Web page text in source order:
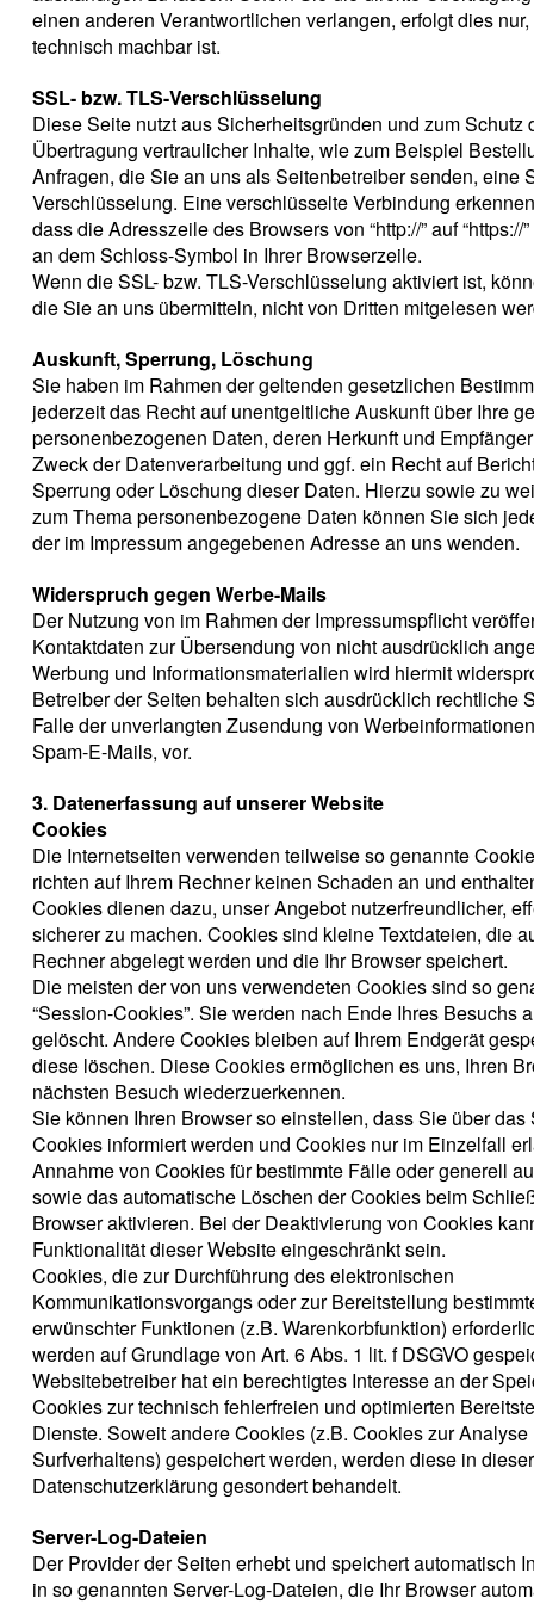
einen anderen Verantwortlichen verlangen, erfolgt dies
technisch machbar ist.
SSL- bzw. TLS-Verschlüsselung
Diese Seite nutzt aus Sicherheitsgründen und zum Schutz
Übertragung vertraulicher Inhalte, wie zum Beispiel
Anfragen, die Sie an uns als Seitenbetreiber senden, eine
Verschlüsselung. Eine verschlüsselte Verbindung
dass die Adresszeile des Browsers von “http://” auf “https://
an dem Schloss-Symbol in Ihrer Browserzeile.
Wenn die SSL- bzw. TLS-Verschlüsselung aktiviert ist,
die Sie an uns übermitteln, nicht von Dritten mitgelesen
Auskunft, Sperrung, Löschung
Sie haben im Rahmen der geltenden gesetzlichen
jederzeit das Recht auf unentgeltliche Auskunft über Ihre
personenbezogenen Daten, deren Herkunft und
Zweck der Datenverarbeitung und ggf. ein Recht auf
Sperrung oder Löschung dieser Daten. Hierzu sowie zu
zum Thema personenbezogene Daten können Sie sich
der im Impressum angegebenen Adresse an uns wenden.
Widerspruch gegen Werbe-Mails
Der Nutzung von im Rahmen der Impressumspflicht
Kontaktdaten zur Übersendung von nicht ausdrücklich
Werbung und Informationsmaterialien wird hiermit
Betreiber der Seiten behalten sich ausdrücklich rechtliche
Falle der unverlangten Zusendung von
Spam-E-Mails, vor.
3. Datenerfassung auf unserer Website
Cookies
Die Internetseiten verwenden teilweise so genannte
richten auf Ihrem Rechner keinen Schaden an und
Cookies dienen dazu, unser Angebot nutzerfreundlicher,
sicherer zu machen. Cookies sind kleine Textdateien, die
Rechner abgelegt werden und die Ihr Browser speichert.
Die meisten der von uns verwendeten Cookies sind so
“Session-Cookies”. Sie werden nach Ende Ihres Besuchs
gelöscht. Andere Cookies bleiben auf Ihrem Endgerät
diese löschen. Diese Cookies ermöglichen es uns, Ihren
nächsten Besuch wiederzuerkennen.
Sie können Ihren Browser so einstellen, dass Sie über das
Cookies informiert werden und Cookies nur im Einzelfall
Annahme von Cookies für bestimmte Fälle oder generell
sowie das automatische Löschen der Cookies beim
Browser aktivieren. Bei der Deaktivierung von Cookies
Funktionalität dieser Website eingeschränkt sein.
Cookies, die zur Durchführung des elektronischen
Kommunikationsvorgangs oder zur Bereitstellung
erwünschter Funktionen (z.B. Warenkorbfunktion)
werden auf Grundlage von Art. 6 Abs. 1 lit. f DSGVO
Websitebetreiber hat ein berechtigtes Interesse an der
Cookies zur technisch fehlerfreien und optimierten
Dienste. Soweit andere Cookies (z.B. Cookies zur Analyse
Surfverhaltens) gespeichert werden, werden diese in dieser
Datenschutzerklärung gesondert behandelt.
Server-Log-Dateien
Der Provider der Seiten erhebt und speichert automatisch
in so genannten Server-Log-Dateien, die Ihr Browser